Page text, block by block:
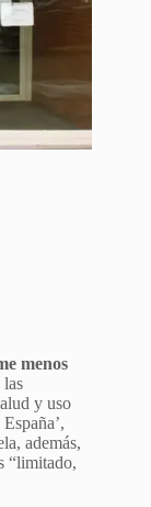
menos
las
y uso
además,
“limitado,